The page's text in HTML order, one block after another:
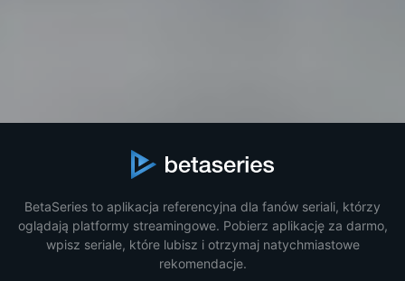
BetaSeries to aplikacja referencyjna dla fanów seriali, którzy
oglądają platformy streamingowe. Pobierz aplikację za darmo,
wpisz seriale, które lubisz i otrzymaj natychmiastowe
rekomendacje.